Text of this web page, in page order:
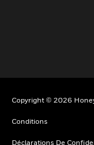
Copyright © 2026
Conditions
Déclarations De